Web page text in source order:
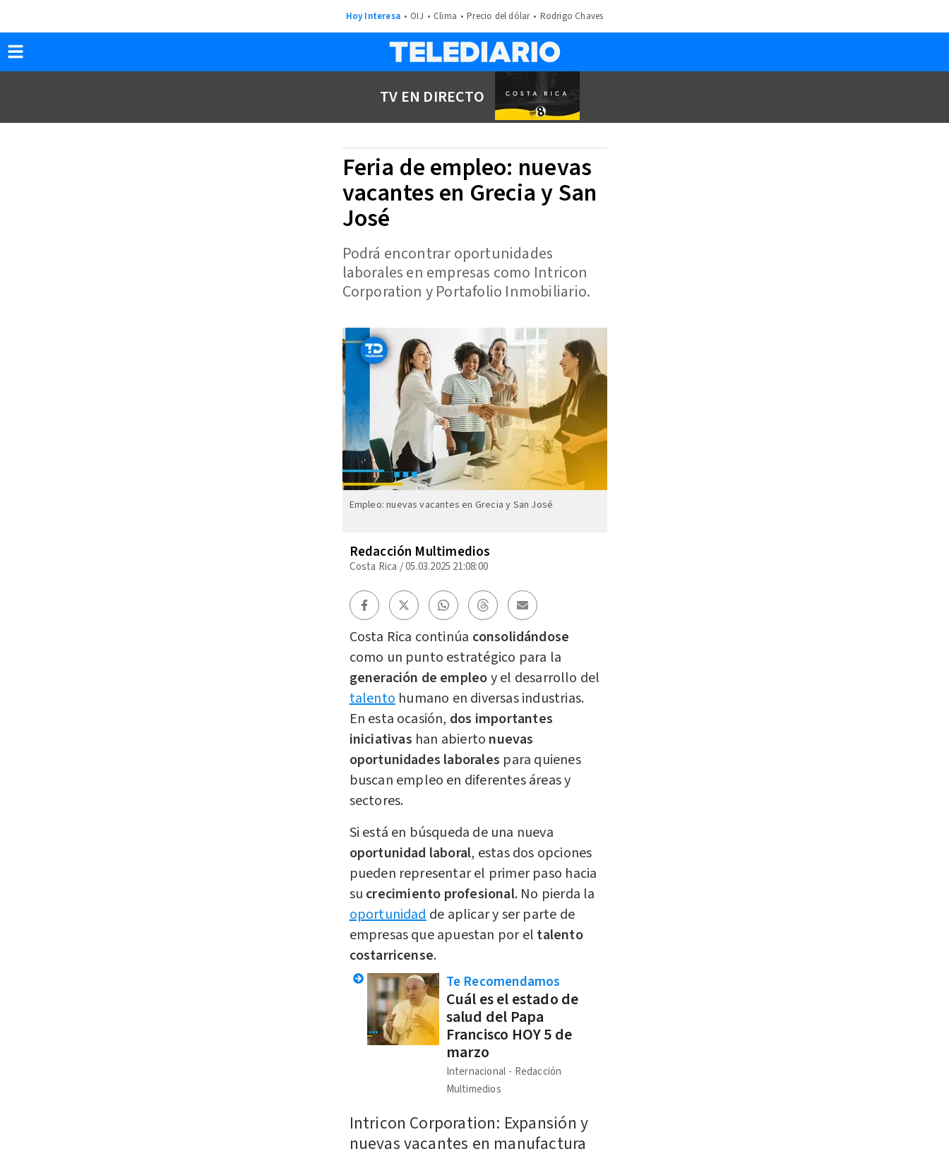
Hoy Interesa OIJ Clima Precio del dólar Rodrigo Chaves
TV EN DIRECTO
Feria de empleo: nuevas
vacantes en Grecia y San
José
Podrá encontrar oportunidades
laborales en empresas como Intricon
Corporation y Portafolio Inmobiliario.
Empleo: nuevas vacantes en Grecia y San José
Redacción Multimedios
Costa Rica /05.03.2025 21:08:00
Costa Rica continúa consolidándose
como un punto estratégico para la
generación de empleoy el desarrollo del
talento humano en diversas industrias.
En esta ocasión, dos importantes
iniciativas han abierto nuevas
oportunidades laborales para quienes
buscan empleo en diferentes áreas y
sectores.
Si está en búsqueda de una nueva
oportunidad laboral, estas dos opciones
pueden representar el primer paso hacia
su crecimiento profesional. No pierda la
oportunidad de aplicar y ser parte de
empresas que apuestan por el talento
costarricense.
Te Recomendamos
Cuál es el estado de
salud del Papa
Francisco HOY 5 de
marzo
Internacional
Redacción
Multimedios
Intricon Corporation: Expansión y
nuevas vacantes en manufactura